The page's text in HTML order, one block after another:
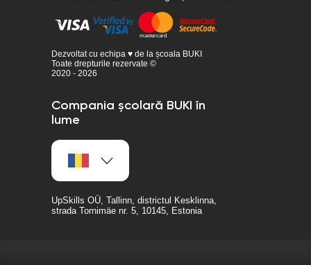
Dezvoltat cu echipa ♥ de la școala BUKI
Toate drepturile rezervate ©
2020 - 2026
Compania școlară BUKI în
lume
UpSkills OÜ, Tallinn, districtul Kesklinna,
strada Tornimäe nr. 5, 10145, Estonia